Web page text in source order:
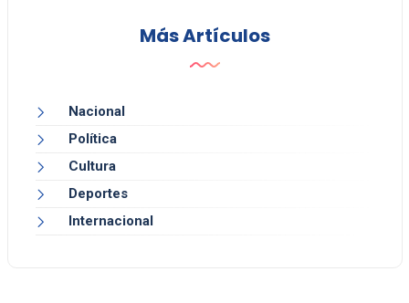
Más Artículos
Nacional
Política
Cultura
Deportes
Internacional